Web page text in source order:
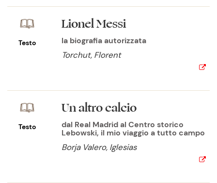
Testo
Lionel Messi
la biografia autorizzata
Torchut, Florent
Testo
Un altro calcio
dal Real Madrid al Centro storico
Lebowski, il mio viaggio a tutto campo
Borja Valero, Iglesias